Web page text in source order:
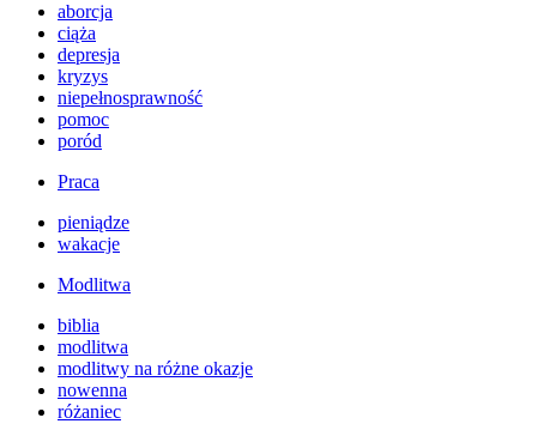
aborcja
ciąża
depresja
kryzys
niepełnosprawność
pomoc
poród
Praca
pieniądze
wakacje
Modlitwa
biblia
modlitwa
modlitwy na różne okazje
nowenna
różaniec